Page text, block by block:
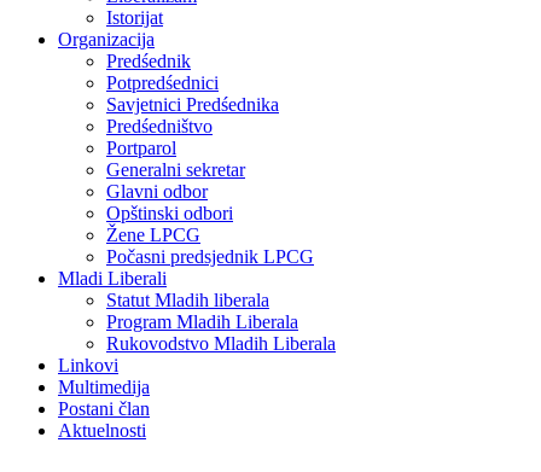
Istorijat
Organizacija
Predśednik
Potpredśednici
Savjetnici Predśednika
Predśedništvo
Portparol
Generalni sekretar
Glavni odbor
Opštinski odbori
Žene LPCG
Počasni predsjednik LPCG
Mladi Liberali
Statut Mladih liberala
Program Mladih Liberala
Rukovodstvo Mladih Liberala
Linkovi
Multimedija
Postani član
Aktuelnosti